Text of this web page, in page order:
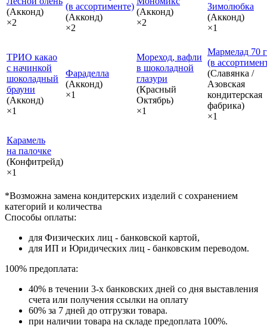
(Акконд)
×2
(в ассортименте)
(Акконд)
×2
(Акконд)
×2
Зимолюбка
(Акконд)
×1
ТРИО какао
с начинкой
шоколадный
брауни
(Акконд)
×1
Фараделла
(Акконд)
×1
Мореход, вафли
в шоколадной
глазури
(Красный
Октябрь)
×1
Мармелад 70 г
(в
(Славянка /
Азовская
кондитерская
фабрика)
×1
Карамель
на палочке
(Конфитрейд)
×1
*Возможна замена кондитерских изделий с сохранением
категорий и количества
Способы оплаты:
для Физических лиц - банковской картой,
для ИП и Юридических лиц - банковским переводом.
100% предоплата:
40% в течении 3-х банковских дней со дня выставления
счета или получения ссылки на оплату
60% за 7 дней до отгрузки товара.
при наличии товара на складе предоплата 100%.